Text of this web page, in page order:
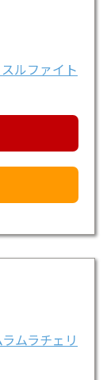
ルファイト
ムラチェリ